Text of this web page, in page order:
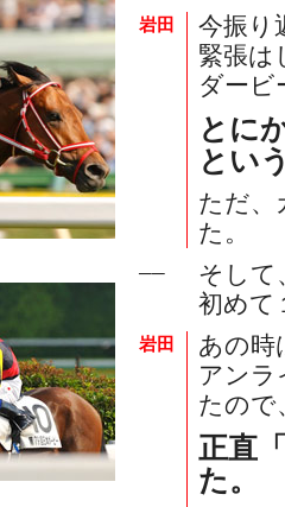
岩田
今振り
緊張は
ダービ
とに
とい
ただ、
た。
──
そして
初めて
岩田
あの時
アンラ
たので
正直
た。